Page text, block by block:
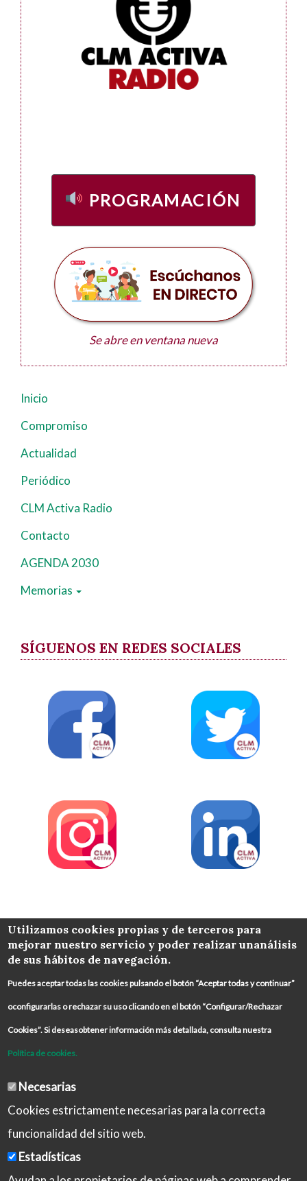
PROGRAMACIÓN
Se abre en ventana nueva
Navegación
principal
Inicio
Compromiso
Actualidad
Periódico
CLM Activa Radio
Contacto
AGENDA 2030
Memorias
SÍGUENOS EN REDES SOCIALES
COLABORA
Utilizamos cookies propias y de terceros para
mejorar nuestro servicio y poder realizar unanálisis
de sus hábitos de navegación.
Puedes aceptar todas las cookies pulsando el botón “Aceptar todas y continuar”
oconfigurarlas o rechazar su uso clicando en el botón “Configurar/Rechazar
Cookies”. Si deseasobtener información más detallada, consulta nuestra
Política de cookies.
Necesarias
Cookies estrictamente necesarias para la correcta
funcionalidad del sitio web.
Estadísticas